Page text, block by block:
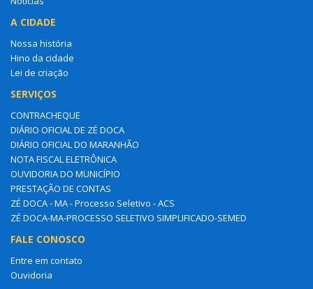
A CIDADE
Nossa história
Hino da cidade
Lei de criação
SERVIÇOS
CONTRACHEQUE
DIÁRIO OFICIAL DE ZÉ DOCA
DIÁRIO OFICIAL DO MARANHÃO
NOTA FISCAL ELETRÔNICA
OUVIDORIA DO MUNICÍPIO
PRESTAÇÃO DE CONTAS
ZÉ DOCA - MA - Processo Seletivo - ACS
ZÉ DOCA-MA-PROCESSO SELETIVO SIMPLIFICADO-SEMED
FALE CONOSCO
Entre em contato
Ouvidoria